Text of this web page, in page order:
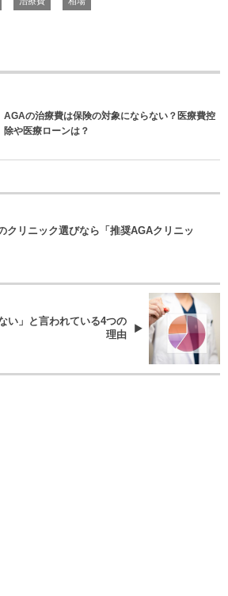
AGAの治療費は保険の対象にならない？医療費控
除や医療ローンは？
クリニック選びなら「推奨AGAクリニッ
い」と言われている4つの
理由